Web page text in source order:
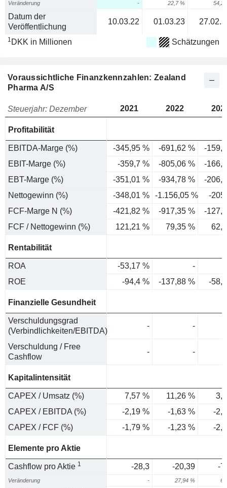
Veränderung - 22,7 % 54,2
Datum der
Veröffentlichung
10.03.22 01.03.23
1 DKK in Millionen Schätzungen
Voraussichtliche Finanzkennzahlen: Zealand
Pharma A/S
Steuerjahr: Dezember 2021 2022
Profitabilität
EBITDA-Marge (%) -345,95 % -691,62 %
-
EBIT-Marge (%)
-359,7 % -805,06 %
-
EBT-Marge (%)
-351,01 % -934,78 %
-
Nettogewinn (%)
-348,01 % -1.156,05 %
-
FCF-Marge N (%)
-421,82 % -917,35 %
-
FCF / Nettogewinn (%)
121,21 % 79,35 %
Rentabilität
ROA -53,17 %
-
ROE
-94,4 % -137,88 % -
Finanzielle Gesundheit
Verschuldungsgrad
(Verbindlichkeiten/EBITDA)
- -
Verschuldung / Free
Cashflow
- -
Kapitalintensität
CAPEX / Umsatz (%) 7,57 % 11,26 %
CAPEX / EBITDA (%)
-2,19 % -1,63 %
-
CAPEX / FCF (%)
-1,79 % -1,23 % -
Elemente pro Aktie
Cashflow pro Aktie 1 -28,3 -20,39 -
Veränderung - 27,94 %